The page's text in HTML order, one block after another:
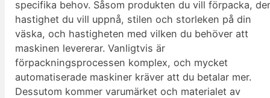
specifika behov. Såsom produkten du vill förpacka,
hastighet du vill uppnå, stilen och storleken på din
väska, och hastigheten med vilken du behöver att
maskinen levererar. Vanligtvis är
förpackningsprocessen komplex, och mycket
automatiserade maskiner kräver att du betalar mer.
Dessutom kommer varumärket och materialet av